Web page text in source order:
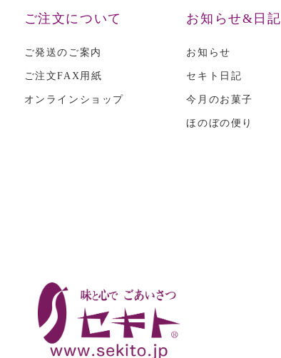
ご注文について
ご発送のご案内
ご注文FAX用紙
オンラインショップ
お知らせ&日記
お知らせ
セキト日記
今月のお菓子
ほのぼの便り